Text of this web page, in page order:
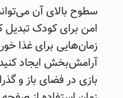
سطوح بالای آن
امن برای کودک تبدیل
زمان‌هایی برای غذا
آرامش‌بخش ایجاد
بازی در فضای باز و